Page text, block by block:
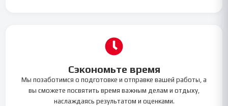
Сэкономьте время
Мы позаботимся о подготовке и отправке вашей работы, а
вы сможете посвятить время важным делам и отдыху,
наслаждаясь результатом и оценками.